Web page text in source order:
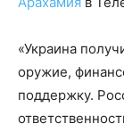
«Украина
оружие,
поддержку.